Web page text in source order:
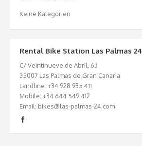
Keine Kategorien
Rental Bike Station Las Palmas 24
C/ Veintinueve de Abril, 63
35007 Las Palmas de Gran Canaria
Landline: +34 928 935 411
Mobile: +34 644 549 412
Email: bikes@las-palmas-24.com